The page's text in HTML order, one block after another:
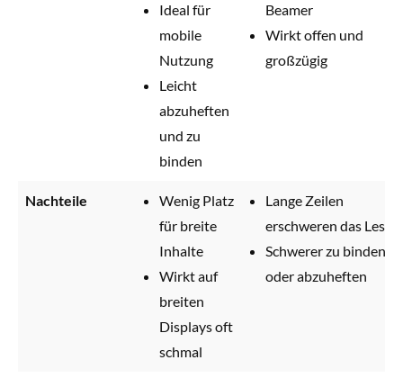
Ideal für
mobile
Nutzung
Leicht
abzuheften
und zu
binden
Beamer
Wirkt offen und
großzügig
Nachteile
Wenig Platz
für breite
Inhalte
Wirkt auf
breiten
Displays oft
schmal
Lange Zeilen
erschweren das Lesen
Schwerer zu binden
oder abzuheften